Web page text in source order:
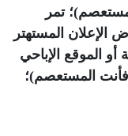
تمر
الإعلان المستهتر
أو الموقع الإباحي
المستعصم)؛